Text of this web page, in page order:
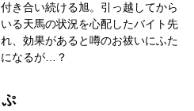
き合い続ける旭。引っ越してから
る天馬の状況を心配したバイト先
、効果があると噂のお祓いにふた
なるが…？